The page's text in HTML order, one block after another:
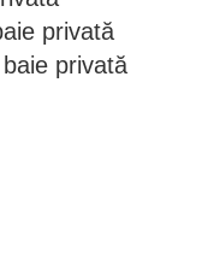
privată
privată